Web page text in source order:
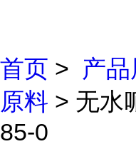
首页 > 产
原料 > 无水
85-0